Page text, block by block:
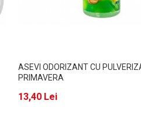
ASEVI ODORIZANT CU
PRIMAVERA
13,40 Lei